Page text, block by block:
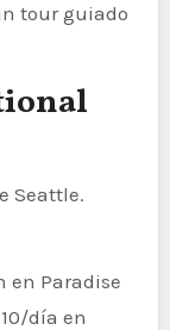
tour guiado
Seattle.
en Paradise
día en